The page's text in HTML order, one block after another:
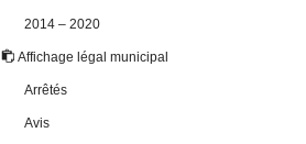
2014 – 2020
Affichage légal municipal
Arrêtés
Avis